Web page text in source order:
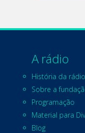
A rádio
História da rádio
Sobre a
Programação
Material para
Blog